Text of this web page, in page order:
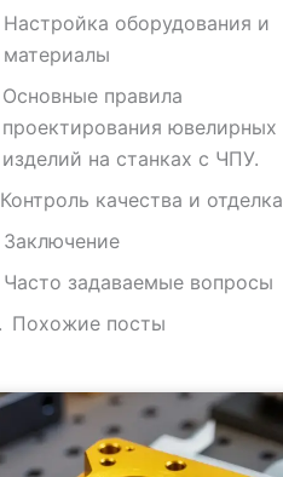
Настройка оборудования и
материалы
Основные правила
проектирования ювелирных
изделий на станках с ЧПУ.
Контроль качества и отделка
Заключение
Часто задаваемые вопросы
Похожие посты